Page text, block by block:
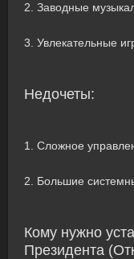
2. Заводные
3. Увлекательные
Недочеты:
1. Сложное
2. Большие
Кому нужно
Президента